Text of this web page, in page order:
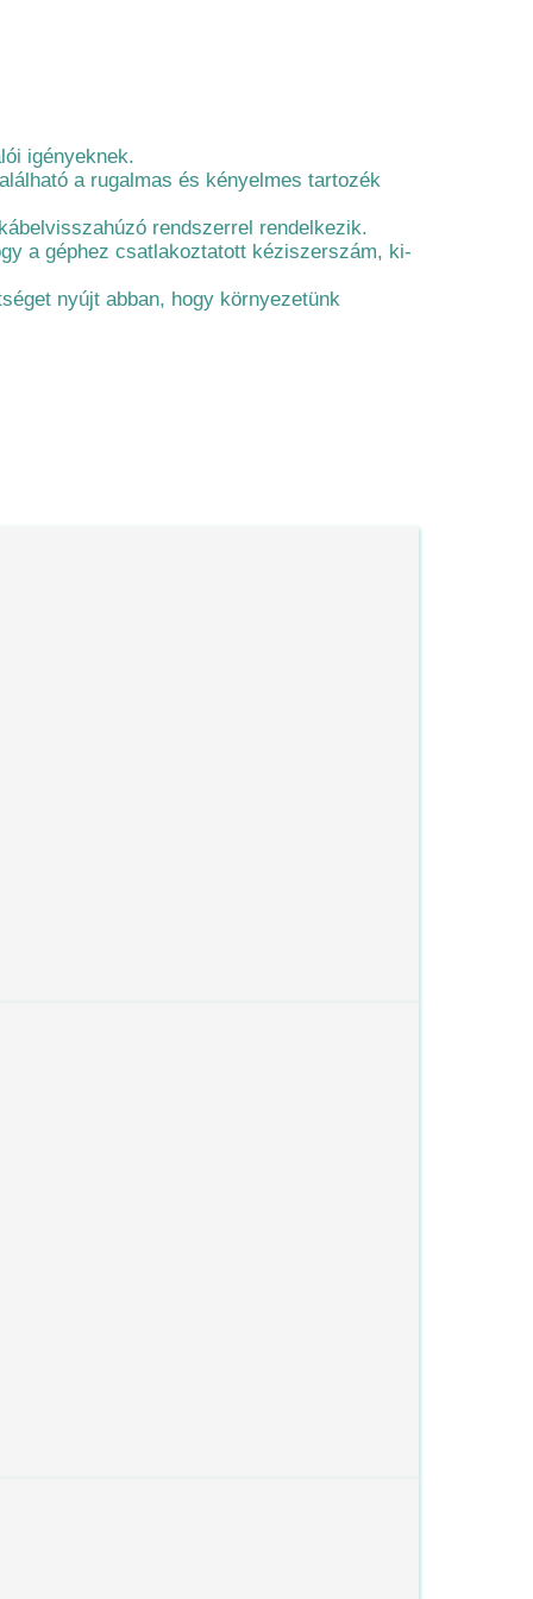
igényeknek.
a rugalmas és kényelmes tartozék
rendszerrel rendelkezik.
a géphez csatlakoztatott kéziszerszám, ki-
nyújt abban, hogy környezetünk